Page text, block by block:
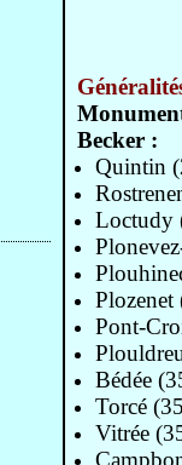
Becker :
Quintin
Loctudy
Plozenet
Pont-
Bédée
Torcé
Vitrée